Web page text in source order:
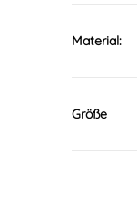
Material:
Größe